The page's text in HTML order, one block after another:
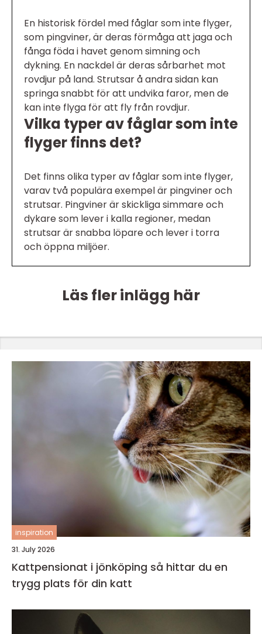
En historisk fördel med fåglar som inte flyger,
som pingviner, är deras förmåga att jaga och
fånga föda i havet genom simning och
dykning. En nackdel är deras sårbarhet mot
rovdjur på land. Strutsar å andra sidan kan
springa snabbt för att undvika faror, men de
kan inte flyga för att fly från rovdjur.
Vilka typer av fåglar som inte
flyger finns det?
Det finns olika typer av fåglar som inte flyger,
varav två populära exempel är pingviner och
strutsar. Pingviner är skickliga simmare och
dykare som lever i kalla regioner, medan
strutsar är snabba löpare och lever i torra
och öppna miljöer.
Läs fler inlägg här
inspiration
31. July 2026
Kattpensionat i jönköping så hittar du en
trygg plats för din katt